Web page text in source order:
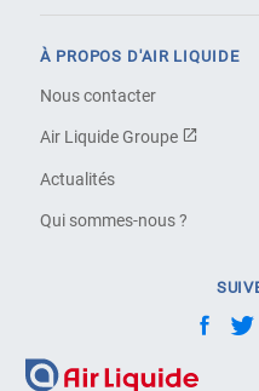
À PROPOS D'AIR LIQUIDE
Nous contacter
Air Liquide Groupe
Actualités
Qui sommes-nous ?